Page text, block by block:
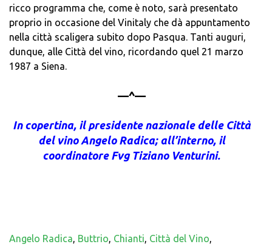
ricco programma che, come è noto, sarà presentato
proprio in occasione del Vinitaly che dà appuntamento
nella città scaligera subito dopo Pasqua. Tanti auguri,
dunque, alle Città del vino, ricordando quel 21 marzo
1987 a Siena.
—^—
In copertina, il presidente nazionale delle Città
del vino Angelo Radica; all’interno, il
coordinatore Fvg Tiziano Venturini.
Angelo Radica, Buttrio, Chianti, Città del Vino,